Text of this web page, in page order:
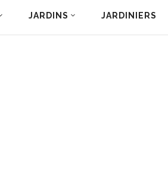
JARDINS JARDINIERS